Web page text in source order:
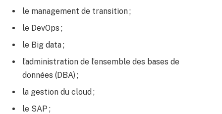
le management de transition ;
le DevOps ;
le Big data ;
l’administration de l’ensemble des bases de
données (DBA) ;
la gestion du cloud ;
le SAP ;